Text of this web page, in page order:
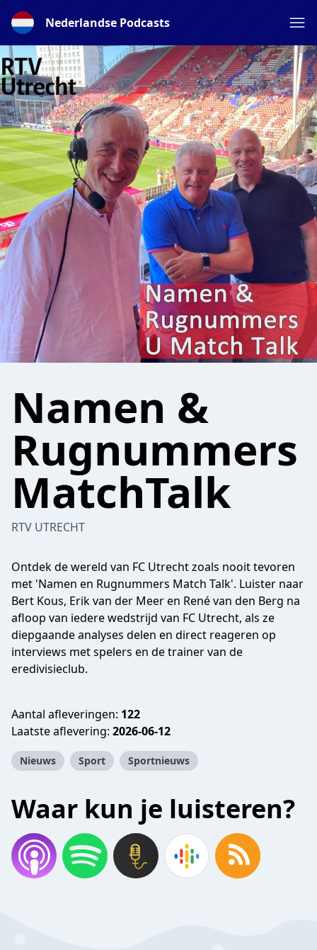
Nederlandse Podcasts
Namen &
Rugnummers
MatchTalk
RTV UTRECHT
Ontdek de wereld van FC Utrecht zoals nooit tevoren
met 'Namen en Rugnummers Match Talk'. Luister naar
Bert Kous, Erik van der Meer en René van den Berg na
afloop van iedere wedstrijd van FC Utrecht, als ze
diepgaande analyses delen en direct reageren op
interviews met spelers en de trainer van de
eredivisieclub.
Aantal afleveringen: 122
Laatste aflevering: 2026-06-12
Nieuws Sport Sportnieuws
Waar kun je luisteren?